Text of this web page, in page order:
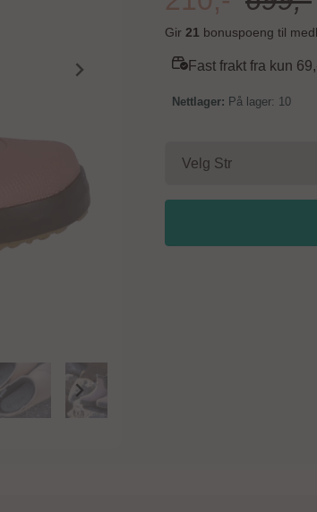
støvelen - kalles
reagerer den med
kan gjenskapes ved å
inneholder silikon. Størrelse Mål (innersåle) 22 14,5 23 15,3 24 15,8 25 16,5 26 17,2
Gir 21 bonuspoeng til
Fast frakt fra kun
På lager: 10